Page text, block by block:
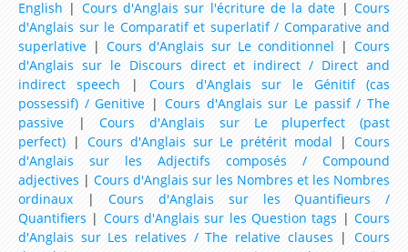
English | Cours d'Anglais sur l'écriture de la date |Cours
d'Anglais sur le Comparatif et superlatif / Comparative and
superlative |Cours d'Anglais sur Le conditionnel | Cours
d'Anglais sur le Discours direct et indirect / Direct and
indirect speech | Cours d'Anglais sur le Génitif (cas
possessif) / Genitive | Cours d'Anglais sur Le passif / The
passive |Cours d'Anglais sur Le pluperfect (past
perfect) | Cours d'Anglais sur Le prétérit modal |Cours
d'Anglais sur les Adjectifs composés / Compound
adjectives | Cours d'Anglais sur les Nombres et les Nombres
ordinaux |Cours d'Anglais sur les Quantifieurs /
Quantifiers | Cours d'Anglais sur les Question tags |Cours
d'Anglais sur Les relatives / The relative clauses |Cours